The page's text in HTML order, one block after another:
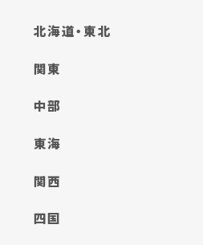
北海道・東北
関東
中部
東海
関西
四国